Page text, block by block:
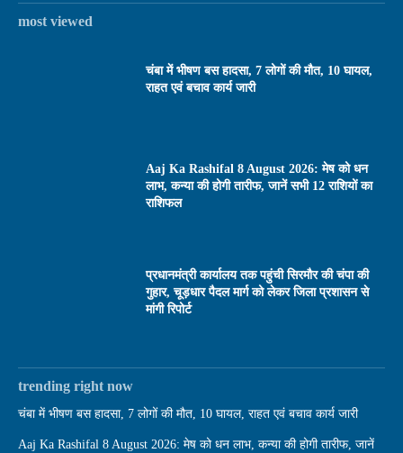
most viewed
चंबा में भीषण बस हादसा, 7 लोगों की मौत, 10 घायल,
राहत एवं बचाव कार्य जारी
Aaj Ka Rashifal 8 August 2026: मेष को धन
लाभ, कन्या की होगी तारीफ, जानें सभी 12 राशियों का
राशिफल
प्रधानमंत्री कार्यालय तक पहुंची सिरमौर की चंपा की
गुहार, चूड़धार पैदल मार्ग को लेकर जिला प्रशासन से
मांगी रिपोर्ट
trending right now
चंबा में भीषण बस हादसा, 7 लोगों की मौत, 10 घायल, राहत एवं बचाव कार्य जारी
Aaj Ka Rashifal 8 August 2026: मेष को धन लाभ, कन्या की होगी तारीफ, जानें